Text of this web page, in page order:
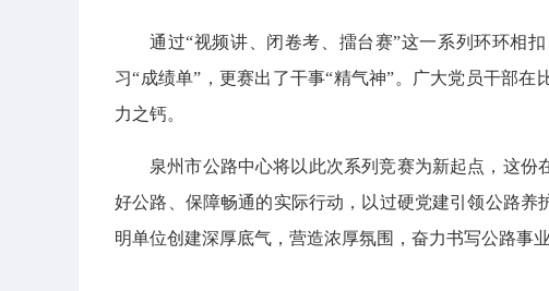
通过“视频讲、闭卷考、擂台赛”这一系列环环相
习“成绩单”，更赛出了干事“精气神”。广大党员干部
力之钙。
泉州市公路中心将以此次系列竞赛为新起点，这
好公路、保障畅通的实际行动，以过硬党建引领公路
明单位创建深厚底气，营造浓厚氛围，奋力书写公路事